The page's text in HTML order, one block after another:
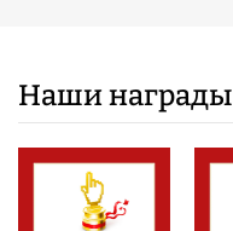
Наши награды